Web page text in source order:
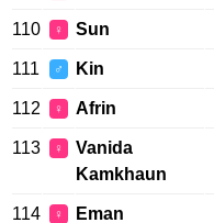
110 ♀ Sun
111 ♂ Kin
112 ♀ Afrin
113 ♀
Vanida
Kamkhaun
114 ♀ Eman